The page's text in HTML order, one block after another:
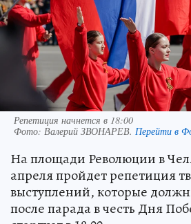
Репетиция начнется в 18:00
Фото: Валерий ЗВОНАРЕВ. Перейти в
На площади Революции в
апреля пройдет репетиция
выступлений, которые
после парада в честь Дня